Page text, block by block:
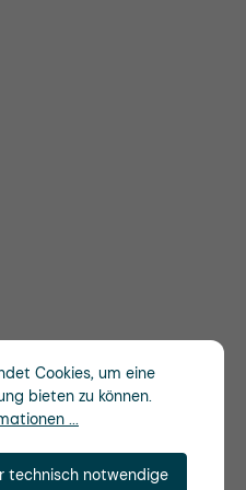
Cookies, um eine
bieten zu können.
...
technisch notwendige